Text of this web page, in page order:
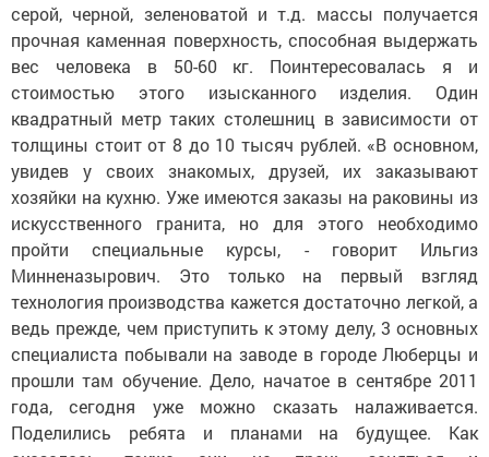
серой, черной, зеленоватой и т.д. массы получается
прочная каменная поверхность, способная выдержать
вес человека в 50-60 кг. Поинтересовалась я и
стоимостью этого изысканного изделия. Один
квадратный метр таких столешниц в зависимости от
толщины стоит от 8 до 10 тысяч рублей. «В основном,
увидев у своих знакомых, друзей, их заказывают
хозяйки на кухню. Уже имеются заказы на раковины из
искусственного гранита, но для этого необходимо
пройти специальные курсы, - говорит Ильгиз
Минненазырович. Это только на первый взгляд
технология производства кажется достаточно легкой, а
ведь прежде, чем приступить к этому делу, 3 основных
специалиста побывали на заводе в городе Люберцы и
прошли там обучение. Дело, начатое в сентябре 2011
года, сегодня уже можно сказать налаживается.
Поделились ребята и планами на будущее. Как